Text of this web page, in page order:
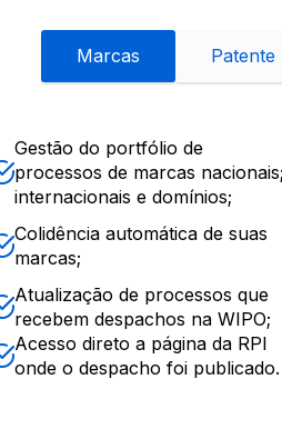
Marcas Patente
Gestão do portfólio de
processos de marcas nacionais;
internacionais e domínios;
Colidência automática de suas
marcas;
Atualização de processos que
recebem despachos na WIPO;
Acesso direto a página da RPI
onde o despacho foi publicado.